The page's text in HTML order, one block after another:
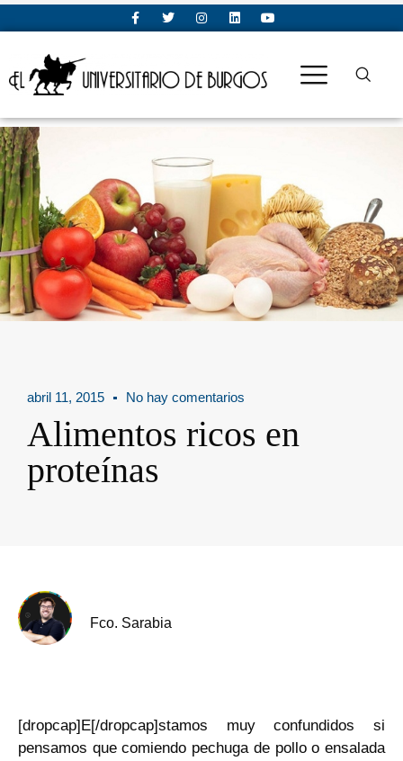
abril 11, 2015 No hay comentarios
Alimentos ricos en
proteínas
Fco. Sarabia
[dropcap]E[/dropcap]stamos muy confundidos si
pensamos que comiendo pechuga de pollo o ensalada